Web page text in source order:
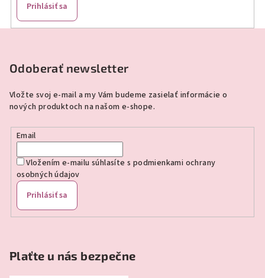
Prihlásiť sa
Odoberať newsletter
Vložte svoj e-mail a my Vám budeme zasielať informácie o
nových produktoch na našom e-shope.
Email
Vložením e-mailu súhlasíte s podmienkami ochrany
osobných údajov
Prihlásiť sa
Plaťte u nás bezpečne